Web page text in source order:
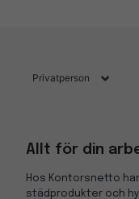
Allt för din
Hos Kontorsnetto
städprodukter och